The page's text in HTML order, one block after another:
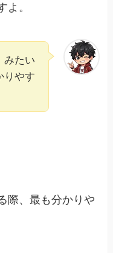
よ。
みたい
りやす
際、最も分かりや